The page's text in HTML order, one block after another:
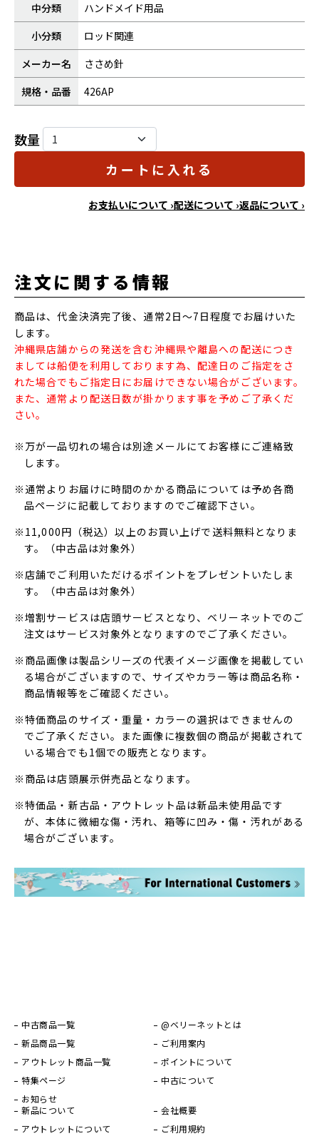
中分類
ハンドメイド用品
小分類
ロッド関連
メーカー名
ささめ針
規格・品番
426AP
数量
カートに入れる
お支払いについて ›配送について ›返品について ›
注文に関する情報
商品は、代金決済完了後、通常2日～7日程度でお届けいた
します。
沖縄県店舗からの発送を含む沖縄県や離島への配送につき
ましては船便を利用しております為、配達日のご指定をさ
れた場合でもご指定日にお届けできない場合がございます。
また、通常より配送日数が掛かります事を予めご了承くだ
さい。
※万が一品切れの場合は別途メールにてお客様にご連絡致
します。
※通常よりお届けに時間のかかる商品については予め各商
品ページに記載しておりますのでご確認下さい。
※11,000円（税込）以上のお買い上げで送料無料となりま
す。（中古品は対象外）
※店舗でご利用いただけるポイントをプレゼントいたしま
す。（中古品は対象外）
※増割サービスは店頭サービスとなり、ベリーネットでのご
注文はサービス対象外となりますのでご了承ください。
※商品画像は製品シリーズの代表イメージ画像を掲載してい
る場合がございますので、サイズやカラー等は商品名称・
商品情報等をご確認ください。
※特価商品のサイズ・重量・カラーの選択はできませんの
でご了承ください。また画像に複数個の商品が掲載されて
いる場合でも1個での販売となります。
※商品は店頭展示併売品となります。
※特価品・新古品・アウトレット品は新品未使用品です
が、本体に微細な傷・汚れ、箱等に凹み・傷・汚れがある
場合がございます。
中古商品一覧
新品商品一覧
アウトレット商品一覧
特集ページ
お知らせ
@ベリーネットとは
ご利用案内
ポイントについて
中古について
新品について
アウトレットについて
会社概要
ご利用規約